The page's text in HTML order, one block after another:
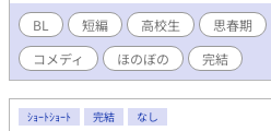
BL 短編 高校生 思春期
コメディ
ほのぼの 完結
ｼｮｰﾄｼｮｰﾄ 完結 なし